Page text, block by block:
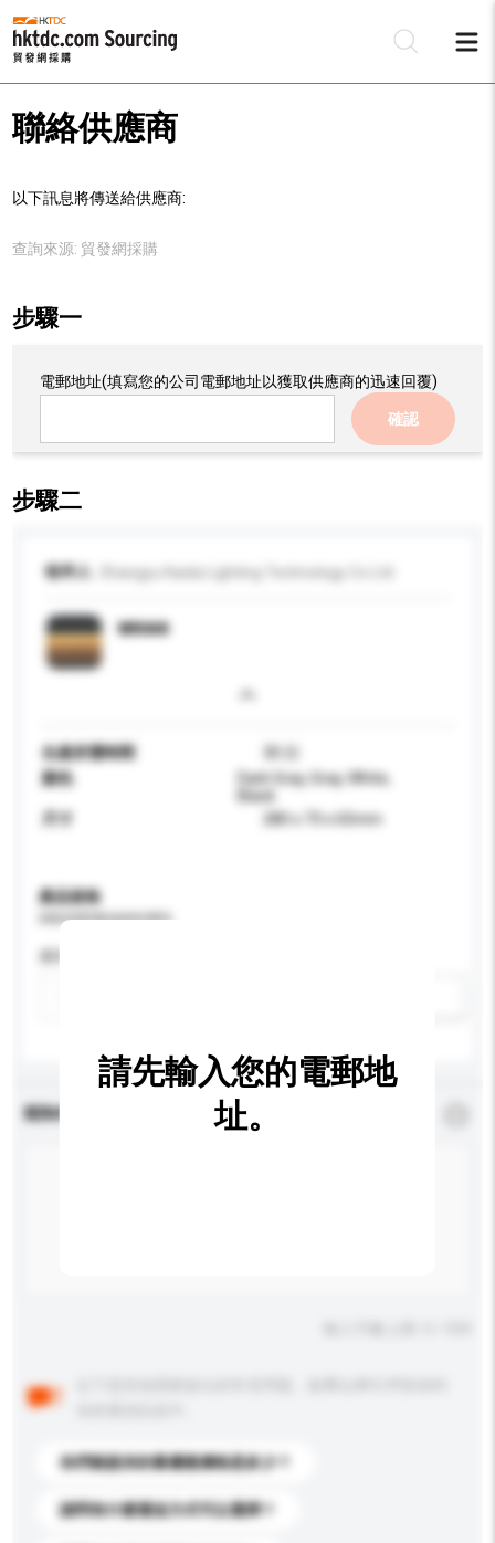
聯絡供應商
以下訊息將傳送給供應商:
查詢來源: 貿發網採購
步驟一
電郵地址(填寫您的公司電郵地址以獲取供應商的迅速回覆)
確認
步驟二
收件人
WR048
生產所需時間
30 日
顏色
Dark Gray, Gray, White,
Black
280 x 73 x 65mm
產品規格
請提供您對產品的特定要求。
查詢內容
你們能提供的最優惠價格是多少？
請問有什麼運送方式可以選擇？
請先輸入您的電郵地
址。